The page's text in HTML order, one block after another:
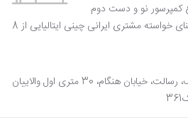
کمپرسور نو و دست دوم
مشاوره تلفنی رایگان تولید بر مبنای خواسته مشتری ایرانی چینی ایتالیایی از 8
تهران، منطقه 4، محله اوقاف، رسالت، خیابان هنگام، 30 متری اول والاییان